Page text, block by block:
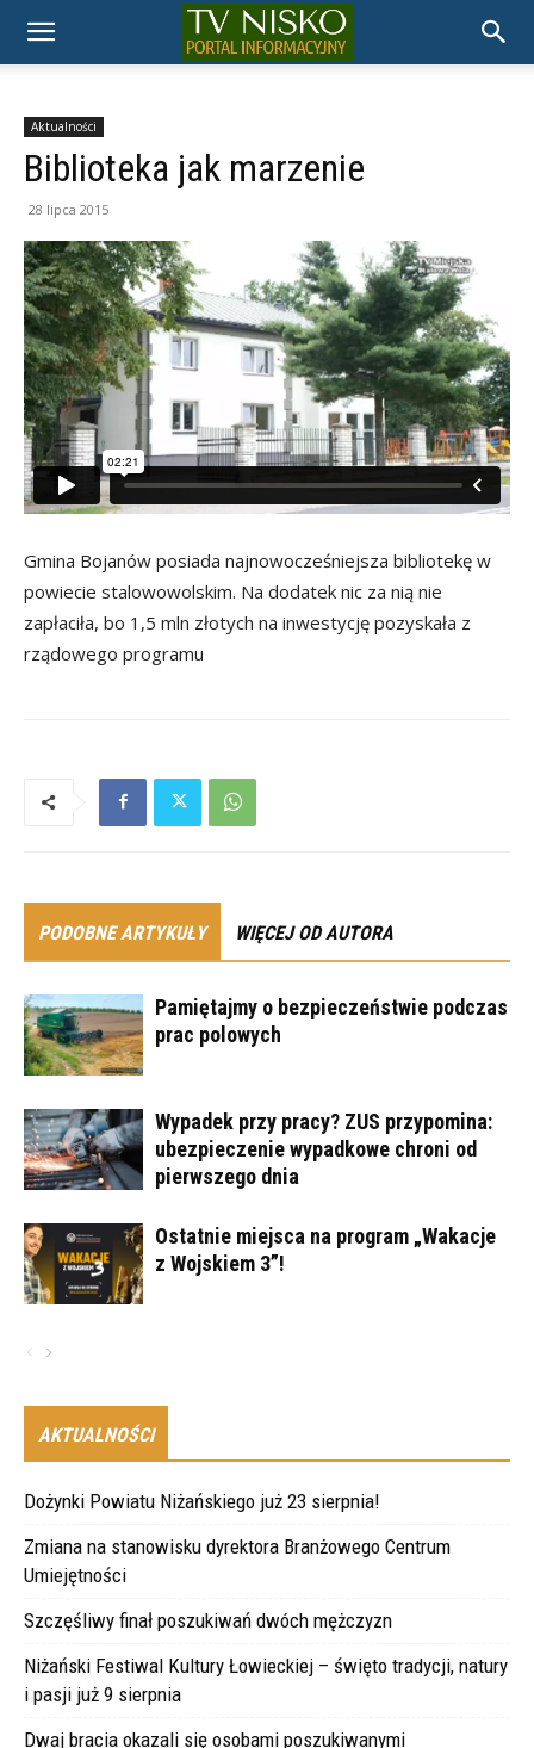
TELEWIZJA
NISKO
Aktualności
Biblioteka jak marzenie
28 lipca 2015
Gmina Bojanów posiada najnowocześniejsza bibliotekę w
powiecie stalowowolskim. Na dodatek nic za nią nie
zapłaciła, bo 1,5 mln złotych na inwestycję pozyskała z
rządowego programu
PODOBNE ARTYKUŁY WIĘCEJ OD AUTORA
Pamiętajmy o bezpieczeństwie podczas
prac polowych
Wypadek przy pracy? ZUS przypomina:
ubezpieczenie wypadkowe chroni od
pierwszego dnia
Ostatnie miejsca na program „Wakacje
z Wojskiem 3”!
AKTUALNOŚCI
Dożynki Powiatu Niżańskiego już 23 sierpnia!
Zmiana na stanowisku dyrektora Branżowego Centrum
Umiejętności
Szczęśliwy finał poszukiwań dwóch mężczyzn
Niżański Festiwal Kultury Łowieckiej – święto tradycji, natury
i pasji już 9 sierpnia
Dwaj bracia okazali się osobami poszukiwanymi